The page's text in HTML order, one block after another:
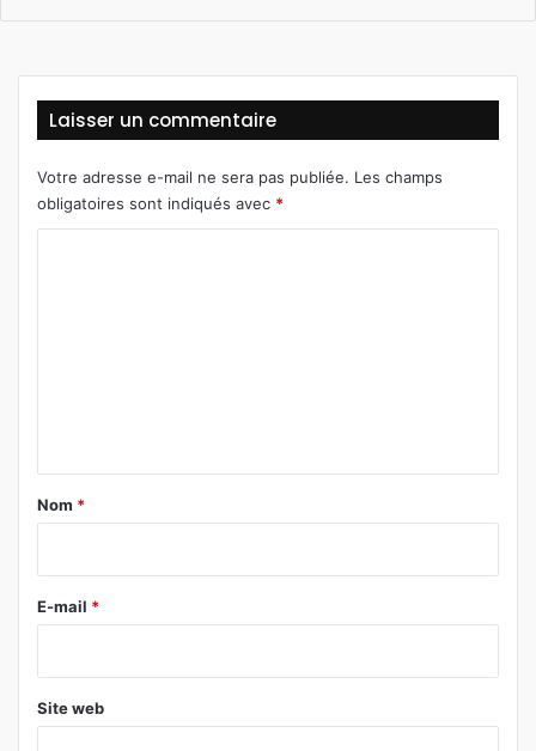
Laisser un commentaire
Votre adresse e-mail ne sera pas publiée. Les champs
obligatoires sont indiqués avec *
a
e
Nom *
E-mail *
Site web